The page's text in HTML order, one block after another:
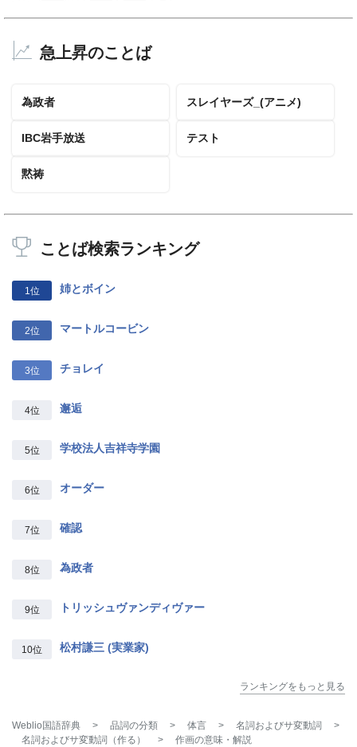
急上昇のことば
為政者 スレイヤーズ_(アニメ)
IBC岩手放送 テスト
黙祷
ことば検索ランキング
1位 姉とボイン
2位 マートルコービン
3位 チョレイ
4位 邂逅
5位 学校法人吉祥寺学園
6位 オーダー
7位 確認
8位 為政者
9位 トリッシュヴァンディヴァー
10位 松村謙三 (実業家)
ランキングをもっと見る
Weblio国語辞典 > 品詞の分類 > 体言 > 名詞およびサ変動詞
>
名詞およびサ変動詞（作る）
> 作画の意味・解説